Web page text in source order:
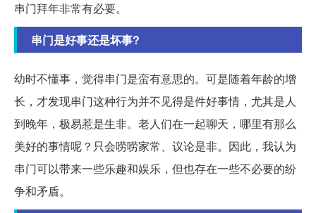
串门拜年非常有必要。
串门是好事还是坏事?
幼时不懂事，觉得串门是蛮有意思的。可是随着年龄的增
长，才发现串门这种行为并不见得是件好事情，尤其是人
到晚年，极易惹是生非。老人们在一起聊天，哪里有那么
美好的事情呢？只会唠唠家常、议论是非。因此，我认为
串门可以带来一些乐趣和娱乐，但也存在一些不必要的纷
争和矛盾。